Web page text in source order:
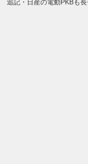
追記・日産の電動PKBも